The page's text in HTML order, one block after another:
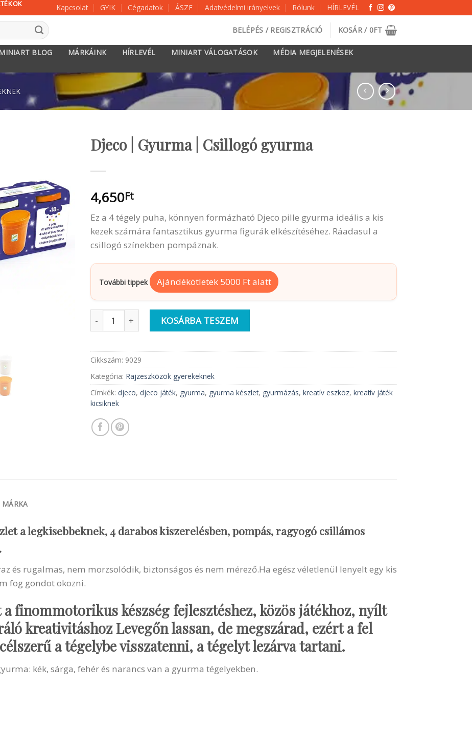
Kapcsolat GYIK Cégadatok ÁSZF Adatvédelmi irányelvek Rólunk HÍRLEVÉL
BELÉPÉS / REGISZTRÁCIÓ KOSÁR / 0FT
BLOG MÁRKÁINK HÍRLEVÉL MINIART VÁLOGATÁSOK
MÉDIA MEGJELENÉSEK
Djeco | Gyurma | Csillogó gyurma
4,650Ft
Ez a 4 tégely puha, könnyen formázható Djeco pille gyurma ideális a kis
kezek számára fantasztikus gyurma figurák elkészítéséhez. Ráadasul a
csillogó színekben pompáznak.
További tippek Ajándékötletek 5000 Ft alatt
Djeco | Gyurma | Csillogó gyurma mennyiség
KOSÁRBA TESZEM
Cikkszám: 9029
Kategória: Rajzeszközök gyerekeknek
Címkék: djeco, djeco játék, gyurma, gyurma készlet, gyurmázás, kreatív eszköz, kreatív játék
kicsiknek
MÁRKA
a legkisebbeknek, 4 darabos kiszerelésben, pompás, ragyogó csillámos
és rugalmas, nem morzsolódik, biztonságos és nem mérező.Ha egész véletlenül lenyelt egy kis
fog gondot okozni.
finommotorikus készség fejlesztéshez, közös játékhoz, nyílt
kreativitáshoz Levegőn lassan, de megszárad, ezért a fel
a tégelybe visszatenni, a tégelyt lezárva tartani.
kék, sárga, fehér és narancs van a gyurma tégelyekben.